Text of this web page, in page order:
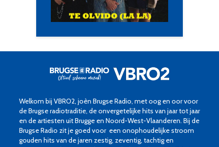
Welkom bij VBRO2, joèn Brugse Radio, met oog en oor voor
de Brugse radiotraditie, de onvergetelijke hits van jaar tot jaar
en de artiesten uit Brugge en Noord-West-Vlaanderen. Bij de
Brugse Radio zit je goed voor een onophoudelijke stroom
gouden hits van de jaren zestig, zeventig, tachtig en